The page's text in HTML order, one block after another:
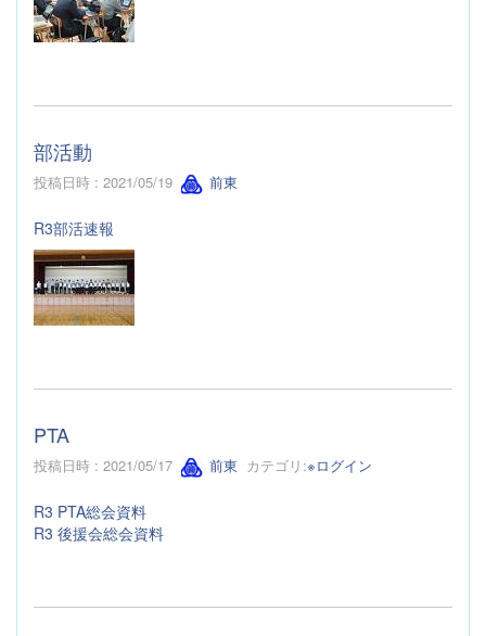
部活動
投稿日時 : 2021/05/19 前東
R3部活速報
PTA
投稿日時 : 2021/05/17 前東 カテゴリ:※ログイン
R3 PTA総会資料
R3 後援会総会資料